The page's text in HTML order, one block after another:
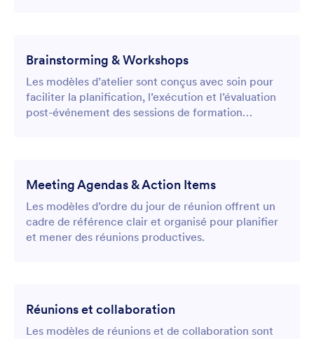
Brainstorming & Workshops
Les modèles d’atelier sont conçus avec soin pour
faciliter la planification, l’exécution et l’évaluation
post-événement des sessions de formation
Meeting Agendas & Action Items
Les modèles d’ordre du jour de réunion offrent un
cadre de référence clair et organisé pour planifier
et mener des réunions productives.
Réunions et collaboration
Les modèles de réunions et de collaboration sont